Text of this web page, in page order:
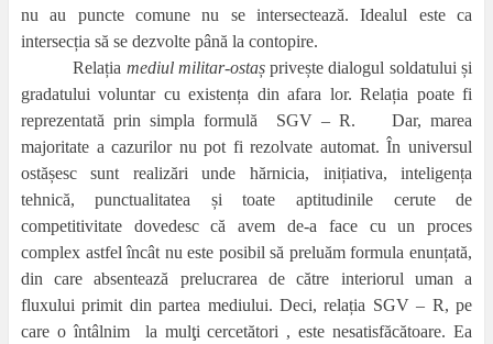
nu au puncte comune nu se intersectează. Idealul este ca
intersecția să se dezvolte până la contopire.
Relația mediul militar-ostașprivește dialogul soldatului și
gradatului voluntar cu existența din afara lor. Relația poate fi
reprezentată prin simpla formulă
SGV – R.
Dar, marea
majoritate a cazurilor nu pot fi rezolvate automat. În universul
ostășesc sunt realizări unde hărnicia, inițiativa, inteligența
tehnică, punctualitatea și toate aptitudinile cerute de
competitivitate dovedesc că avem de-a face cu un proces
complex astfel încât nu este posibil să preluăm formula enunțată,
din care absentează prelucrarea de către interiorul uman a
fluxului primit din partea mediului. Deci, relația SGV – R, pe
care o întâlnim
la mulţi cercetători , este nesatisfăcătoare. Ea